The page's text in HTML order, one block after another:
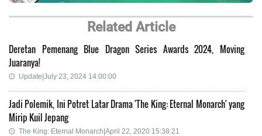
Related Article
Deretan Pemenang Blue Dragon Series Awards 2024, Moving
Juaranya!
Update|July 23, 2024 14:00:00
Jadi Polemik, Ini Potret Latar Drama 'The King: Eternal Monarch' yang
Mirip Kuil Jepang
The King: Eternal Monarch|April 22, 2020 15:38:21